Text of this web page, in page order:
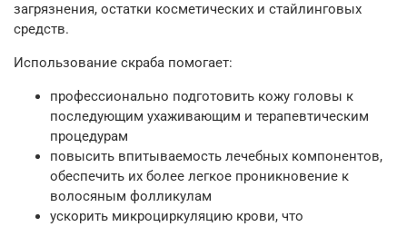
загрязнения, остатки косметических и стайлинговых
средств.
Использование скраба помогает:
профессионально подготовить кожу головы к
последующим ухаживающим и терапевтическим
процедурам
повысить впитываемость лечебных компонентов,
обеспечить их более легкое проникновение к
волосяным фолликулам
ускорить микроциркуляцию крови, что